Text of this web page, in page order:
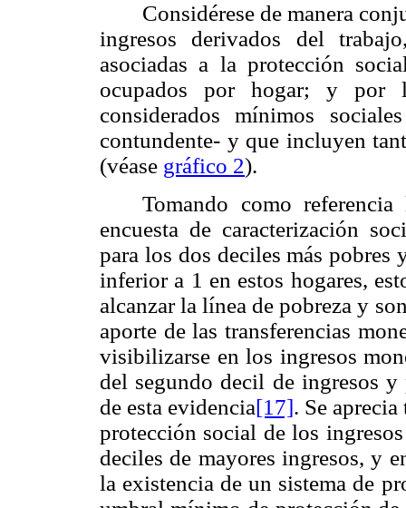
Considérese de manera
ingresos derivados del
asociadas a la protección
ocupados por hogar; y por
considerados mínimos
contundente- y que incluyen
(véase gráfico 2).
Tomando como
encuesta de caracterización
para los dos deciles más pobres
inferior a 1 en estos hogares,
alcanzar la línea de pobreza y
aporte de las transferencias
visibilizarse en los ingresos
del segundo decil de ingresos
de esta evidencia[17]. Se
protección social de los
deciles de mayores ingresos, y
la existencia de un sistema de